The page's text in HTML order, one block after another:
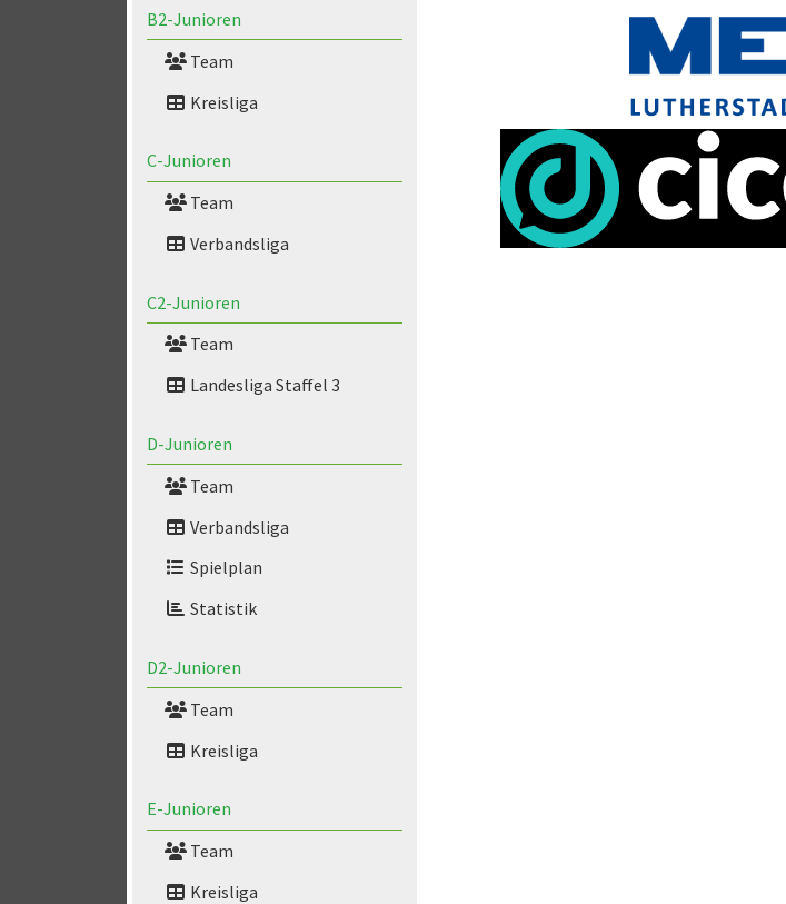
B2-Junioren
Team
Kreisliga
C-Junioren
Team
Verbandsliga
C2-Junioren
Team
Landesliga Staffel 3
D-Junioren
Team
Verbandsliga
Spielplan
Statistik
D2-Junioren
Team
Kreisliga
E-Junioren
Team
Kreisliga